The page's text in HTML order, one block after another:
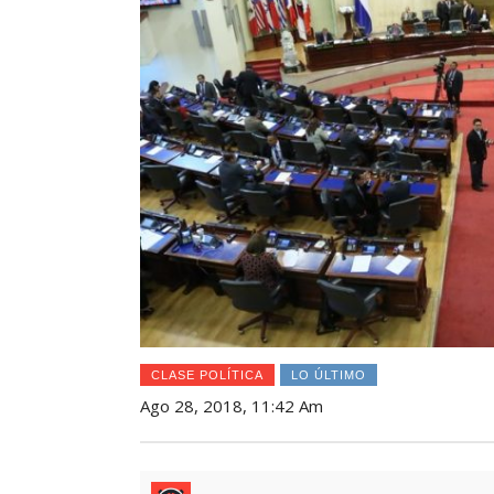
CLASE POLÍTICA LO ÚLTIMO
Ago 28, 2018, 11:42 Am